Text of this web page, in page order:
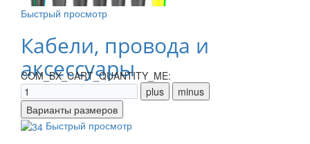
Быстрый просмотр
Кабели, провода и
аксессуары
COM_BX_CART_QUANTITY_ME:
Быстрый просмотр